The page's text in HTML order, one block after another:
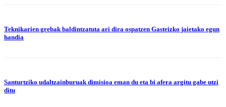
Teknikarien grebak baldintzatuta ari dira ospatzen Gasteizko jaietako egun
handia
Santurtziko udaltzainburuak dimisioa eman du eta bi afera argitu gabe utzi
ditu